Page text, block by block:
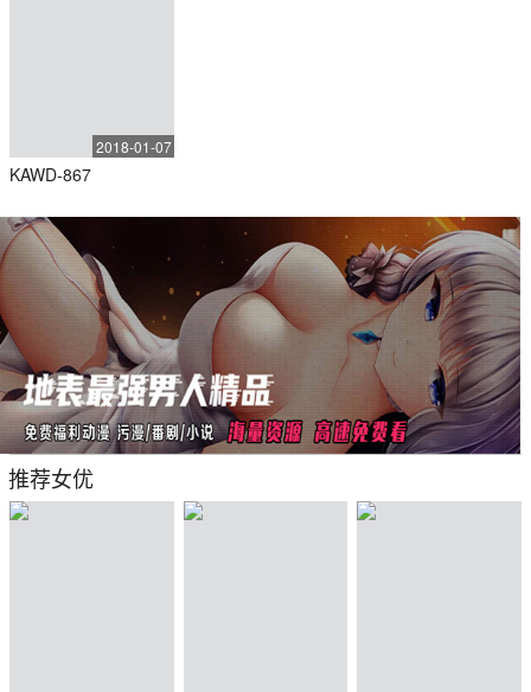
2018-01-07
KAWD-867
推荐女优